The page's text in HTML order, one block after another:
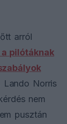
arról
pilótáknak
Lando Norris
nem
pusztán